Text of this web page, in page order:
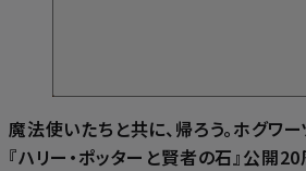
魔法使いたちと共に、帰ろう。ホグワー
『ハリー・ポッターと賢者の石』公開